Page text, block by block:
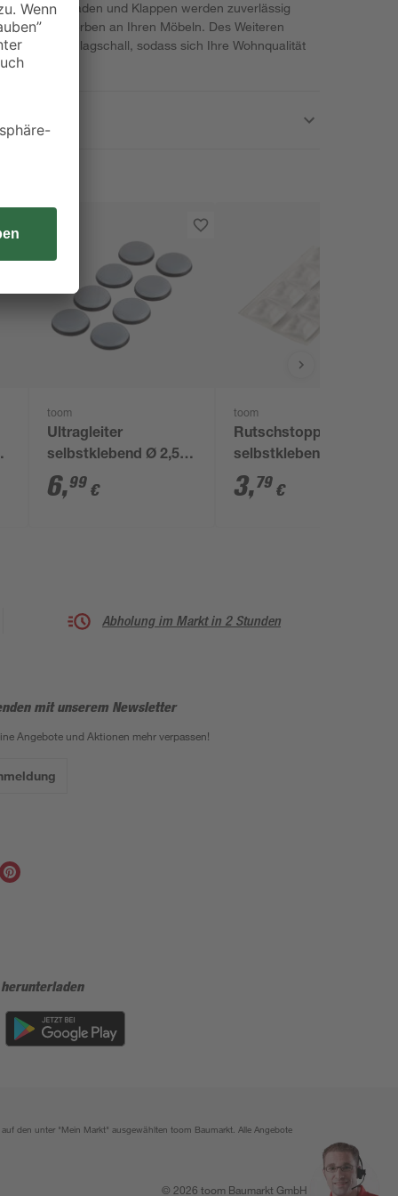
aus. Schubladen und Klappen werden zuverlässig
und Kerben an Ihren Möbeln. Des Weiteren
den Schlagschall, sodass sich Ihre Wohnqualität
toom
Ultragleiter
selbstklebend Ø 2,5
cm grau 8 Stück
6,99 €
toom
Rutschstopper
selbstklebend 13 x 13
mm 16 Stück
3,79 €
Abholung im Markt in 2 Stunden
mit unserem Newsletter
Angebote und Aktionen mehr verpassen!
den unter "Mein Markt" ausgewählten toom Baumarkt. Alle Angebote
© 2026 toom Baumarkt GmbH